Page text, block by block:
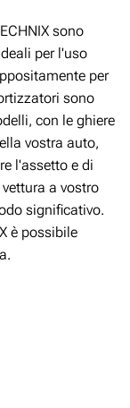
sono
per l'uso
per
sono
con le ghiere
vostra auto,
l'assetto e di
a vostro
significativo.
è possibile